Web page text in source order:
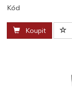
Kód
Koupit